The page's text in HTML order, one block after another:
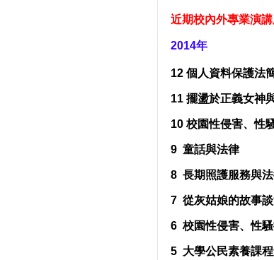
近期校內外專業演
2014年
12 個人資料保護法
11 擺盪於正義女神
10 校園性侵害、性
9 童話與法律
8 長期照護服務與
7 從灰姑娘的故事
6 校園性侵害、性
5 大學公民素養課